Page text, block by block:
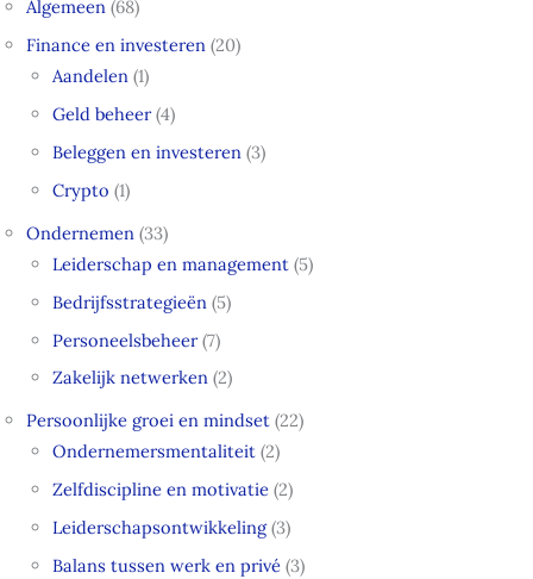
Algemeen (68)
Finance en investeren (20)
Aandelen (1)
Geld beheer(4)
Beleggen en investeren (3)
Crypto (1)
Ondernemen (33)
Leiderschap en management (5)
Bedrijfsstrategieën (5)
Personeelsbeheer(7)
Zakelijk netwerken (2)
Persoonlijke groei en mindset (22)
Ondernemersmentaliteit (2)
Zelfdiscipline en motivatie (2)
Leiderschapsontwikkeling(3)
Balans tussen werk en privé (3)